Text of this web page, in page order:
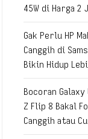
45W di Harga 2
Gak Perlu HP
Canggih di
Bikin Hidup
Bocoran
Z Flip 8 Bakal
Canggih atau